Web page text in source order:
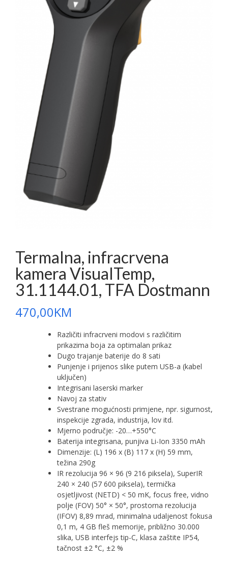
Termalna, infracrvena
kamera VisualTemp,
31.1144.01, TFA Dostmann
470,00KM
Različiti infracrveni modovi s različitim
prikazima boja za optimalan prikaz
Dugo trajanje baterije do 8 sati
Punjenje i prijenos slike putem USB-a (kabel
uključen)
Integrisani laserski marker
Navoj za stativ
Svestrane mogućnosti primjene, npr. sigurnost,
inspekcije zgrada, industrija, lov itd.
Mjerno područje: -20…+550°C
Baterija integrisana, punjiva Li-Ion 3350 mAh
Dimenzije: (L) 196 x (B) 117 x (H) 59 mm,
težina 290g
IR rezolucija 96 × 96 (9 216 piksela), SuperIR
240 × 240 (57 600 piksela), termička
osjetljivost (NETD) < 50 mK, focus free, vidno
polje (FOV) 50° × 50°, prostorna rezolucija
(IFOV) 8,89 mrad, minimalna udaljenost fokusa
0,1 m, 4 GB fleš memorije, približno 30.000
slika, USB interfejs tip-C, klasa zaštite IP54,
tačnost ±2 °C, ±2 %